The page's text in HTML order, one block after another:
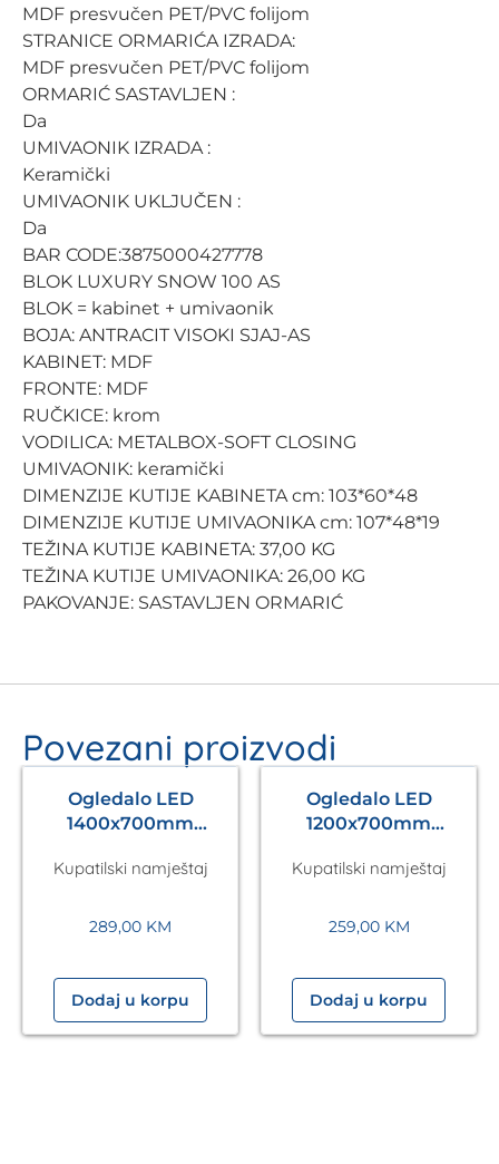
MDF presvučen PET/PVC folijom
STRANICE ORMARIĆA IZRADA:
MDF presvučen PET/PVC folijom
ORMARIĆ SASTAVLJEN :
Da
UMIVAONIK IZRADA :
Keramički
UMIVAONIK UKLJUČEN :
Da
BAR CODE:3875000427778
BLOK LUXURY SNOW 100 AS
BLOK = kabinet + umivaonik
BOJA: ANTRACIT VISOKI SJAJ-AS
KABINET: MDF
FRONTE: MDF
RUČKICE: krom
VODILICA: METALBOX-SOFT CLOSING
UMIVAONIK: keramički
DIMENZIJE KUTIJE KABINETA cm: 103*60*48
DIMENZIJE KUTIJE UMIVAONIKA cm: 107*48*19
TEŽINA KUTIJE KABINETA: 37,00 KG
TEŽINA KUTIJE UMIVAONIKA: 26,00 KG
PAKOVANJE: SASTAVLJEN ORMARIĆ
Povezani proizvodi
Ogledalo LED
1400x700mm
Kupatilski namještaj
289,00 KM
Dodaj u korpu
Ogledalo LED
1200x700mm
Kupatilski namještaj
259,00 KM
Dodaj u korpu